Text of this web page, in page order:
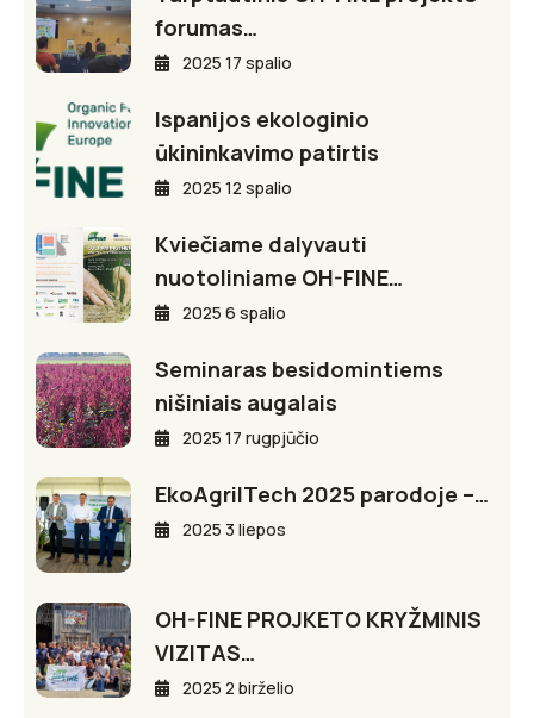
forumas…
2025 17 spalio
Ispanijos ekologinio
ūkininkavimo patirtis
2025 12 spalio
Kviečiame dalyvauti
nuotoliniame OH-FINE…
2025 6 spalio
Seminaras besidomintiems
nišiniais augalais
2025 17 rugpjūčio
EkoAgriITech 2025 parodoje –…
2025 3 liepos
OH-FINE PROJKETO KRYŽMINIS
VIZITAS…
2025 2 birželio